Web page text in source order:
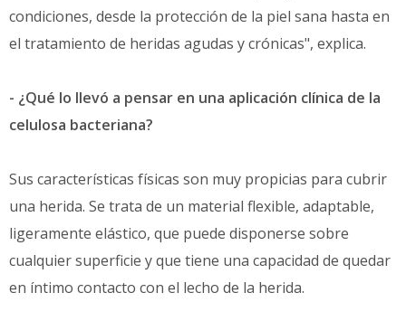
condiciones, desde la protección de la piel sana hasta en
el tratamiento de heridas agudas y crónicas", explica.
- ¿Qué lo llevó a pensar en una aplicación clínica de la
celulosa bacteriana?
Sus características físicas son muy propicias para cubrir
una herida. Se trata de un material flexible, adaptable,
ligeramente elástico, que puede disponerse sobre
cualquier superficie y que tiene una capacidad de quedar
en íntimo contacto con el lecho de la herida.